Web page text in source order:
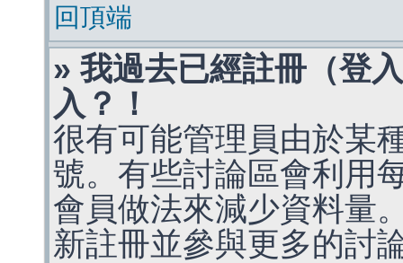
回頂端
» 我過去已經註冊（登
入？！
很有可能管理員由於某
號。有些討論區會利用
會員做法來減少資料量
新註冊並參與更多的討